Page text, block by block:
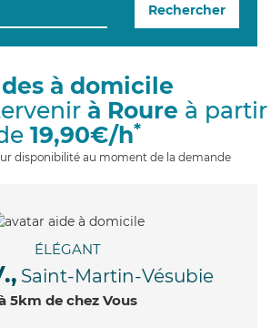
g
i
Rechercher
à domicile
à Roure à partir
19,90€/h*
disponibilité au moment de la demande
ÉLÉGANT
Saint-Martin-Vésubie
5km de chez Vous